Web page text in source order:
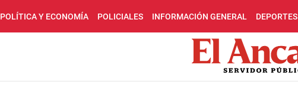
POLÍTICA Y ECONOMÍA POLICIALES INFORMACIÓN GENERAL DEPORTES